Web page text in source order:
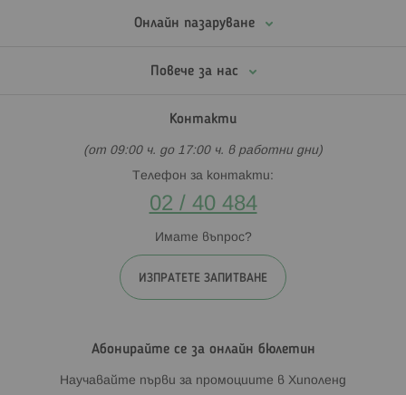
Онлайн пазаруване
Повече за нас
Контакти
(от 09:00 ч. до 17:00 ч. в работни дни)
Телефон за контакти:
02 / 40 484
Имате въпрос?
ИЗПРАТЕТЕ ЗАПИТВАНЕ
Абонирайте се за онлайн бюлетин
Научавайте първи за промоциите в Хиполенд